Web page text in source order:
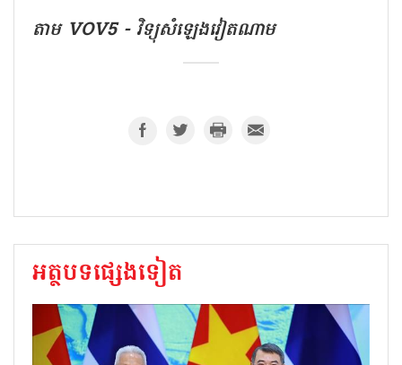
តាម VOV5 - វិទ្យុសំឡេងវៀតណាម
អត្ថបទផ្សេងទៀត